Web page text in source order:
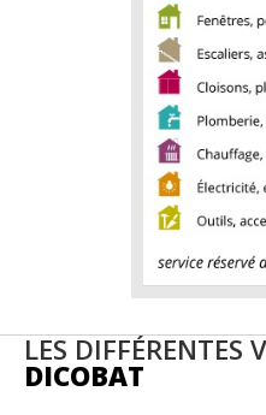
LES DIFFÉRENTES
DICOBAT